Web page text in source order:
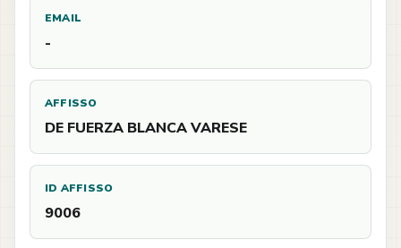
EMAIL
-
AFFISSO
DE FUERZA BLANCA VARESE
ID AFFISSO
9006